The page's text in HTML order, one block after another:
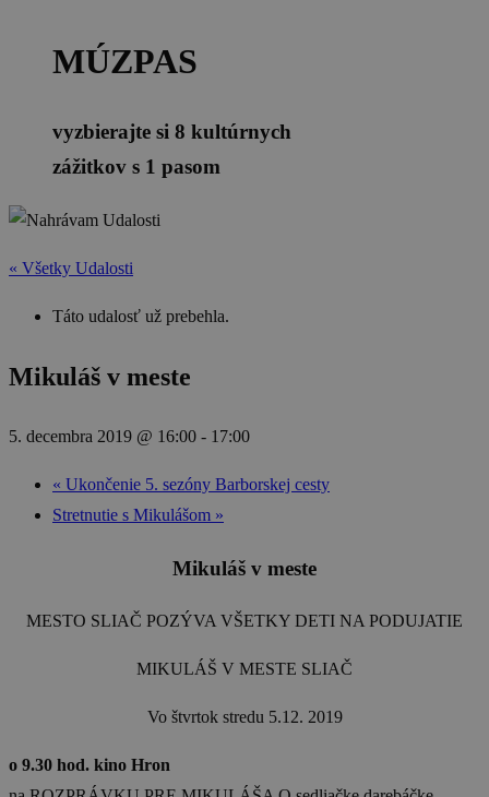
MÚZPAS
vyzbierajte si 8 kultúrnych
zážitkov s 1 pasom
« Všetky Udalosti
Táto udalosť už prebehla.
Mikuláš v meste
5. decembra 2019 @ 16:00 - 17:00
« Ukončenie 5. sezóny Barborskej cesty
Stretnutie s Mikulášom »
Mikuláš v meste
MESTO SLIAČ POZÝVA VŠETKY DETI NA PODUJATIE
MIKULÁŠ V MESTE SLIAČ
Vo štvrtok stredu 5.12. 2019
o 9.30 hod. kino Hron